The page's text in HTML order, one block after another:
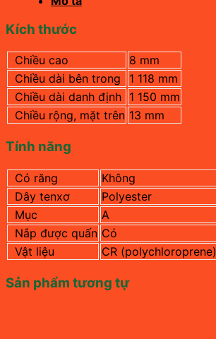
Kích thước
Chiều cao
8 mm
Chiều dài bên trong
1 118 mm
Chiều dài danh định 1 150 mm
Chiều rộng, mặt trên 13 mm
Tính năng
Có răng
Không
Dây tenxơ
Polyester
Mục
A
Nắp được quấn Có
Vật liệu
CR (polychloroprene)
Sản phẩm tương tự